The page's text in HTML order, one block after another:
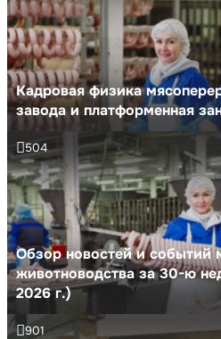
Кадровая физика
завода и платформенная
Обзор новостей и событий
животноводства за 30-ю
2026 г.)
504
901